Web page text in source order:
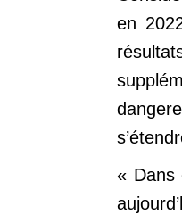
en
« Dans